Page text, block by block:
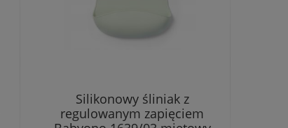
Silikonowy śliniak z
regulowanym zapięciem